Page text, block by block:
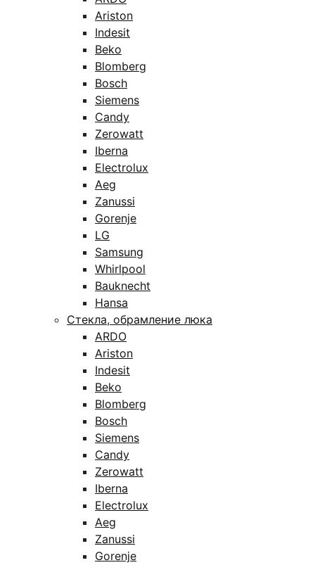
Ariston
Indesit
Beko
Blomberg
Bosch
Siemens
Candy
Zerowatt
Iberna
Electrolux
Aeg
Zanussi
Gorenje
LG
Samsung
Whirlpool
Bauknecht
Hansa
Стекла, обрамление люка
ARDO
Ariston
Indesit
Beko
Blomberg
Bosch
Siemens
Candy
Zerowatt
Iberna
Electrolux
Aeg
Zanussi
Gorenje